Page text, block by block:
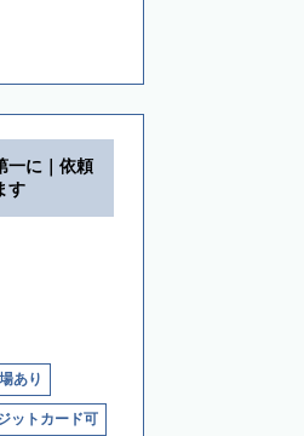
一に｜依頼
す
あり
ットカード可